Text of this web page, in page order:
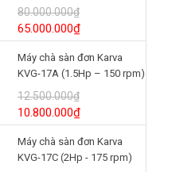
(24V/125Ah)
80.000.000₫
Giá
gốc
là:
80.000.000₫.
65.000.000₫Giá
hiện
tại
là:
Máy chà sàn đơn Karva
KVG-17A (1.5Hp – 150 rpm)
12.500.000₫
Giá
gốc
là:
12.500.000₫.
10.800.000₫Giá
hiện
tại
là:
Máy chà sàn đơn Karva
KVG-17C (2Hp - 175 rpm)